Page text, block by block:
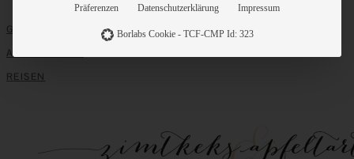
GRUNDLAGEN
ALLE REZEPTE
REISEN
Präferenzen Datenschutzerklärung Impressum
Borlabs Cookie - TCF-CMP Id: 323